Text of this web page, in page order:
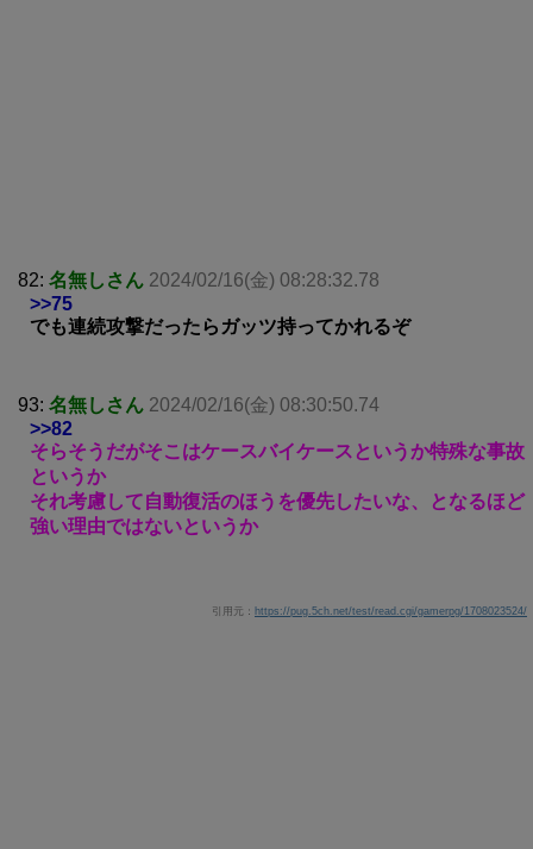
82: 名無しさん 2024/02/16(金) 08:28:32.78
>>75
でも連続攻撃だったらガッツ持ってかれるぞ
93: 名無しさん 2024/02/16(金) 08:30:50.74
>>82
そらそうだがそこはケースバイケースというか特殊な事故
というか
それ考慮して自動復活のほうを優先したいな、となるほど
強い理由ではないというか
引用元： https://pug.5ch.net/test/read.cgi/gamerpg/1708023524/